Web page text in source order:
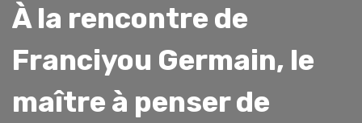
À la rencontre de
Franciyou Germain, le
maître à penser de